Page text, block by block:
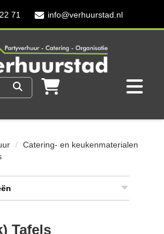
71 info@verhuurstad.nl
Catering- en keukenmaterialen
Tafels